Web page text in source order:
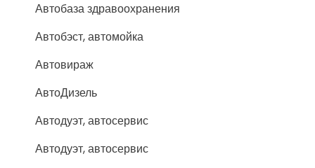
Автобаза здравоохранения
Автобэст, автомойка
Автовираж
АвтоДизель
Автодуэт, автосервис
Автодуэт, автосервис